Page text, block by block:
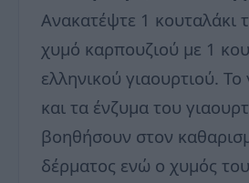
Ανακατέψτε 1 κουταλάκι
χυμό καρπουζιού με 1
ελληνικού γιαουρτιού.
και τα ένζυμα του
βοηθήσουν στον
δέρματος ενώ ο χυμός